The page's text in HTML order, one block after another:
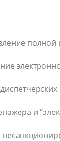
полной
и